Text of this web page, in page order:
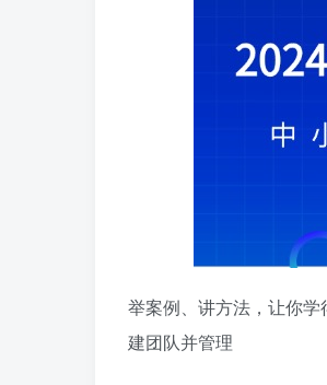
举案例、讲方法，让你
建团队并管理